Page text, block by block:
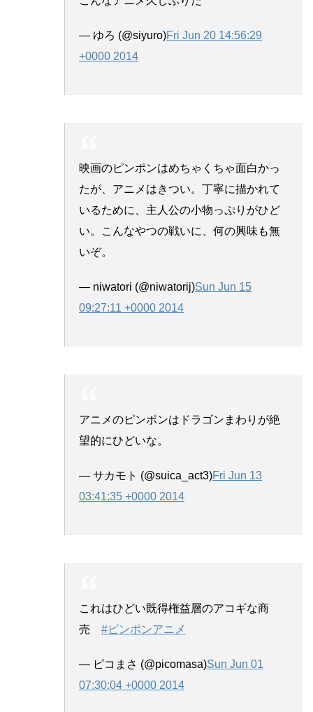
— ゆろ (@siyuro)Fri Jun 20 14:56:29
+0000 2014
映画のピンポンはめちゃくちゃ面白かっ
たが、アニメはきつい。丁寧に描かれて
いるために、主人公の小物っぷりがひど
い。こんなやつの戦いに、何の興味も無
いぞ。
— niwatori (@niwatorij)Sun Jun 15
09:27:11 +0000 2014
アニメのピンポンはドラゴンまわりが絶
望的にひどいな。
— サカモト (@suica_act3)Fri Jun 13
03:41:35 +0000 2014
これはひどい既得権益層のアコギな商
売 #ピンポンアニメ
— ピコまさ (@picomasa)Sun Jun 01
07:30:04 +0000 2014